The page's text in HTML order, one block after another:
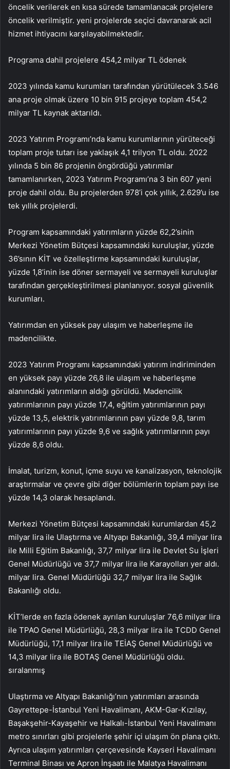
öncelik verilerek en kısa sürede tamamlanacak projelere
öncelik verilmiştir. yeni projelerde seçici davranarak acil
hizmet ihtiyacını karşılayabilmektedir.
Programa dahil projelere 454,2 milyar TL ödenek
2023 yılında kamu kurumları tarafından yürütülecek 3.546
ana proje olmak üzere 10 bin 915 projeye toplam 454,2
milyar TL kaynak aktarıldı.
2023 Yatırım Programı’nda kamu kurumlarının yürüteceği
toplam proje tutarı ise yaklaşık 4,1 trilyon TL oldu. 2022
yılında 5 bin 86 projenin öngördüğü yatırımlar
tamamlanırken, 2023 Yatırım Programı’na 3 bin 607 yeni
proje dahil oldu. Bu projelerden 978’i çok yıllık, 2.629’u ise
tek yıllık projelerdi.
Program kapsamındaki yatırımların yüzde 62,2’sinin
Merkezi Yönetim Bütçesi kapsamındaki kuruluşlar, yüzde
36’sının KİT ve özelleştirme kapsamındaki kuruluşlar,
yüzde 1,8’inin ise döner sermayeli ve sermayeli kuruluşlar
tarafından gerçekleştirilmesi planlanıyor. sosyal güvenlik
kurumları.
Yatırımdan en yüksek pay ulaşım ve haberleşme ile
madencilikte.
2023 Yatırım Programı kapsamındaki yatırım indiriminden
en yüksek payı yüzde 26,8 ile ulaşım ve haberleşme
alanındaki yatırımların aldığı görüldü. Madencilik
yatırımlarının payı yüzde 17,4, eğitim yatırımlarının payı
yüzde 13,5, elektrik yatırımlarının payı yüzde 9,8, tarım
yatırımlarının payı yüzde 9,6 ve sağlık yatırımlarının payı
yüzde 8,6 oldu.
İmalat, turizm, konut, içme suyu ve kanalizasyon, teknolojik
araştırmalar ve çevre gibi diğer bölümlerin toplam payı ise
yüzde 14,3 olarak hesaplandı.
Merkezi Yönetim Bütçesi kapsamındaki kurumlardan 45,2
milyar lira ile Ulaştırma ve Altyapı Bakanlığı, 39,4 milyar lira
ile Milli Eğitim Bakanlığı, 37,7 milyar lira ile Devlet Su İşleri
Genel Müdürlüğü ve 37,7 milyar lira ile Karayolları yer aldı.
milyar lira. Genel Müdürlüğü 32,7 milyar lira ile Sağlık
Bakanlığı oldu.
KİT’lerde en fazla ödenek ayrılan kuruluşlar 76,6 milyar lira
ile TPAO Genel Müdürlüğü, 28,3 milyar lira ile TCDD Genel
Müdürlüğü, 17,1 milyar lira ile TEİAŞ Genel Müdürlüğü ve
14,3 milyar lira ile BOTAŞ Genel Müdürlüğü oldu.
sıralanmış
Ulaştırma ve Altyapı Bakanlığı’nın yatırımları arasında
Gayrettepe-İstanbul Yeni Havalimanı, AKM-Gar-Kızılay,
Başakşehir-Kayaşehir ve Halkalı-İstanbul Yeni Havalimanı
metro sınırları gibi projelerle şehir içi ulaşım ön plana çıktı.
Ayrıca ulaşım yatırımları çerçevesinde Kayseri Havalimanı
Terminal Binası ve Apron İnşaatı ile Malatya Havalimanı